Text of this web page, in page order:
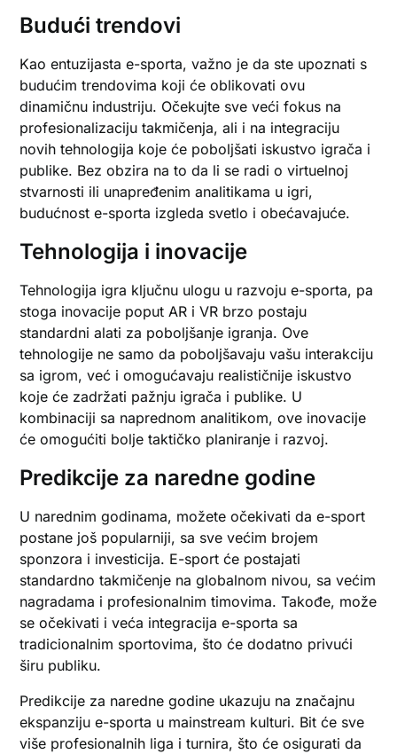
Budući trendovi
Kao entuzijasta e-sporta, važno je da ste upoznati s
budućim trendovima koji će oblikovati ovu
dinamičnu industriju. Očekujte sve veći fokus na
profesionalizaciju takmičenja, ali i na integraciju
novih tehnologija koje će poboljšati iskustvo igrača i
publike. Bez obzira na to da li se radi o virtuelnoj
stvarnosti ili unapređenim analitikama u igri,
budućnost e-sporta izgleda svetlo i obećavajuće.
Tehnologija i inovacije
Tehnologija igra ključnu ulogu u razvoju e-sporta, pa
stoga inovacije poput AR i VR brzo postaju
standardni alati za poboljšanje igranja. Ove
tehnologije ne samo da poboljšavaju vašu interakciju
sa igrom, već i omogućavaju realističnije iskustvo
koje će zadržati pažnju igrača i publike. U
kombinaciji sa naprednom analitikom, ove inovacije
će omogućiti bolje taktičko planiranje i razvoj.
Predikcije za naredne godine
U narednim godinama, možete očekivati da e-sport
postane još popularniji, sa sve većim brojem
sponzora i investicija. E-sport će postajati
standardno takmičenje na globalnom nivou, sa većim
nagradama i profesionalnim timovima. Takođe, može
se očekivati i veća integracija e-sporta sa
tradicionalnim sportovima, što će dodatno privući
širu publiku.
Predikcije za naredne godine ukazuju na značajnu
ekspanziju e-sporta u mainstream kulturi. Bit će sve
više profesionalnih liga i turnira, što će osigurati da